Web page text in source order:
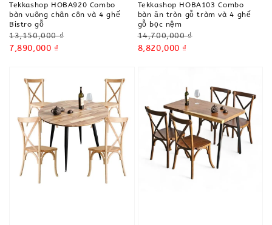
Tekkashop HOBA920 Combo
bàn vuông chân côn và 4 ghế
Bistro gỗ
Regular
price
13,150,000 ₫
Sale
7,890,000 ₫
Tekkashop HOBA103 Combo
bàn ăn tròn gỗ tràm và 4 ghế
gỗ bọc nệm
Regular
price
14,700,000 ₫
Sale
8,820,000 ₫